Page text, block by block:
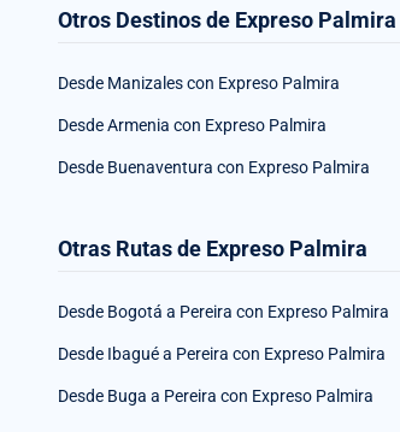
Otros Destinos de Expreso Palmira
Desde Manizales con Expreso Palmira
Desde Armenia con Expreso Palmira
Desde Buenaventura con Expreso Palmira
Otras Rutas de Expreso Palmira
Desde Bogotá a Pereira con Expreso Palmira
Desde Ibagué a Pereira con Expreso Palmira
Desde Buga a Pereira con Expreso Palmira